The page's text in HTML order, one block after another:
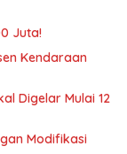
Juta!
Kendaraan
Digelar Mulai 12
Modifikasi